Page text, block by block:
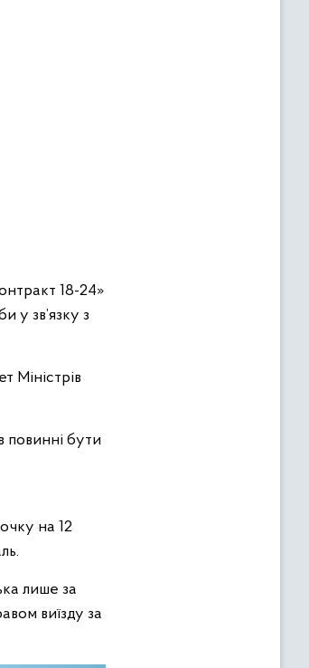
18-24»
у зв’язку з
Міністрів
повинні бути
на 12
лише за
виїзду за